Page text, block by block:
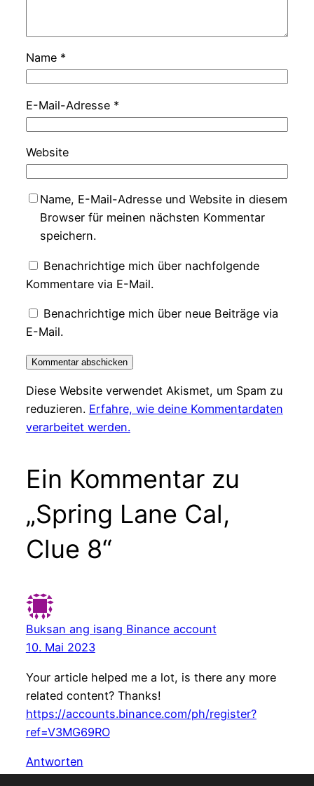
Name *
E-Mail-Adresse *
Website
Name, E-Mail-Adresse und Website in diesem
Browser für meinen nächsten Kommentar
speichern.
Benachrichtige mich über nachfolgende
Kommentare via E-Mail.
Benachrichtige mich über neue Beiträge via
E-Mail.
Diese Website verwendet Akismet, um Spam zu
reduzieren. Erfahre, wie deine Kommentardaten
verarbeitet werden.
Ein Kommentar zu
„Spring Lane Cal,
Clue 8“
Buksan ang isang Binance account
10. Mai 2023
Your article helped me a lot, is there any more
related content? Thanks!
https://accounts.binance.com/ph/register?
ref=V3MG69RO
Antworten